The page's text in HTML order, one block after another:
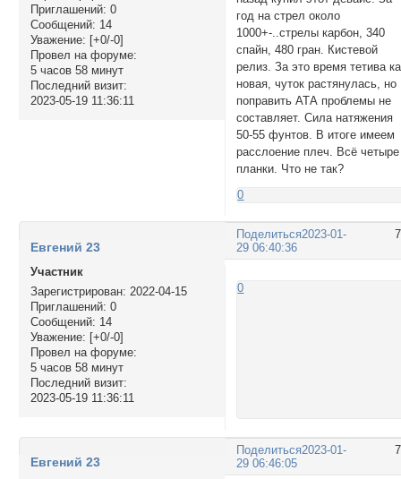
Приглашений: 0
Сообщений: 14
Уважение: [+0/-0]
Провел на форуме:
5 часов 58 минут
Последний визит:
2023-05-19 11:36:11
год на стрел около
1000+-..стрелы карбон, 340
спайн, 480 гран. Кистевой
релиз. За это время тетива
новая, чуток растянулась, но
поправить АТА проблемы не
составляет. Сила натяжения
50-55 фунтов. В итоге имеем
расслоение плеч. Всё четыре
планки. Что не так?
0
Поделиться2023-01-
29 06:40:36
Евгений 23
Участник
Зарегистрирован: 2022-04-15
Приглашений: 0
Сообщений: 14
Уважение: [+0/-0]
Провел на форуме:
5 часов 58 минут
Последний визит:
2023-05-19 11:36:11
0
Поделиться2023-01-
29 06:46:05
Евгений 23